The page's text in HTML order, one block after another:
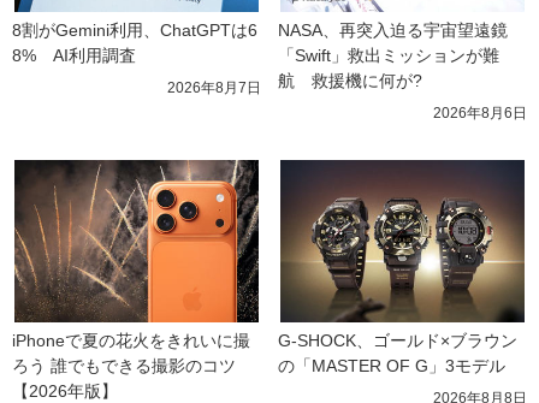
8割がGemini利用、ChatGPTは6
8%　AI利用調査
2026年8月7日
NASA、再突入迫る宇宙望遠鏡
「Swift」救出ミッションが難
航　救援機に何が?
2026年8月6日
iPhoneで夏の花火をきれいに撮
ろう 誰でもできる撮影のコツ
【2026年版】
G-SHOCK、ゴールド×ブラウン
の「MASTER OF G」3モデル
2026年8月8日